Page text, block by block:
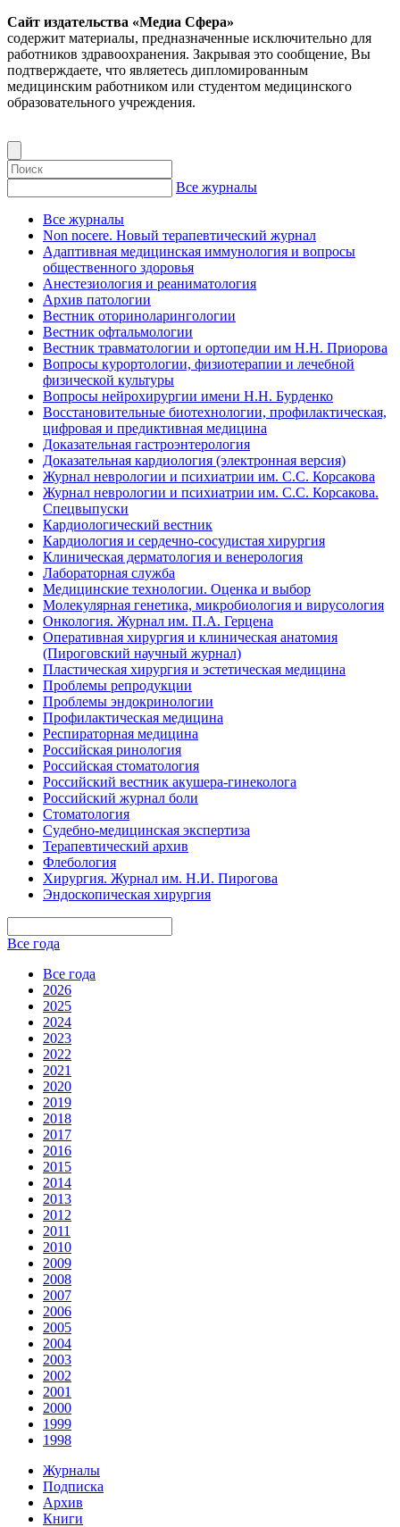
Сайт издательства «Медиа Сфера»
содержит материалы, предназначенные исключительно для
работников здравоохранения. Закрывая это сообщение, Вы
подтверждаете, что являетесь дипломированным
медицинским работником или студентом медицинского
образовательного учреждения.
Все журналы
Все журналы
Non nocere. Новый терапевтический журнал
Адаптивная медицинская иммунология и вопросы
общественного здоровья
Анестезиология и реаниматология
Архив патологии
Вестник оториноларингологии
Вестник офтальмологии
Вестник травматологии и ортопедии им Н.Н. Приорова
Вопросы курортологии, физиотерапии и лечебной
физической культуры
Вопросы нейрохирургии имени Н.Н. Бурденко
Восстановительные биотехнологии, профилактическая,
цифровая и предиктивная медицина
Доказательная гастроэнтерология
Доказательная кардиология (электронная версия)
Журнал неврологии и психиатрии им. С.С. Корсакова
Журнал неврологии и психиатрии им. С.С. Корсакова.
Спецвыпуски
Кардиологический вестник
Кардиология и сердечно-сосудистая хирургия
Клиническая дерматология и венерология
Лабораторная служба
Медицинские технологии. Оценка и выбор
Молекулярная генетика, микробиология и вирусология
Онкология. Журнал им. П.А. Герцена
Оперативная хирургия и клиническая анатомия
(Пироговский научный журнал)
Пластическая хирургия и эстетическая медицина
Проблемы репродукции
Проблемы эндокринологии
Профилактическая медицина
Респираторная медицина
Российская ринология
Российская стоматология
Российский вестник акушера-гинеколога
Российский журнал боли
Стоматология
Судебно-медицинская экспертиза
Терапевтический архив
Флебология
Хирургия. Журнал им. Н.И. Пирогова
Эндоскопическая хирургия
Все года
Все года
2026
2025
2024
2023
2022
2021
2020
2019
2018
2017
2016
2015
2014
2013
2012
2011
2010
2009
2008
2007
2006
2005
2004
2003
2002
2001
2000
1999
1998
Журналы
Подписка
Архив
Книги